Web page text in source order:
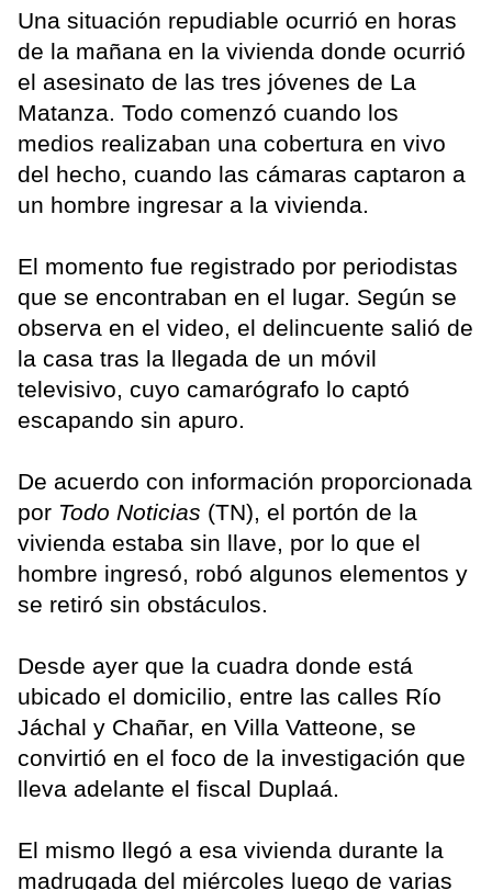
Una situación repudiable ocurrió en horas
de la mañana en la vivienda donde ocurrió
el asesinato de las tres jóvenes de La
Matanza. Todo comenzó cuando los
medios realizaban una cobertura en vivo
del hecho, cuando las cámaras captaron a
un hombre ingresar a la vivienda.
El momento fue registrado por periodistas
que se encontraban en el lugar. Según se
observa en el video, el delincuente salió de
la casa tras la llegada de un móvil
televisivo, cuyo camarógrafo lo captó
escapando sin apuro.
De acuerdo con información proporcionada
por Todo Noticias (TN), el portón de la
vivienda estaba sin llave, por lo que el
hombre ingresó, robó algunos elementos y
se retiró sin obstáculos.
Desde ayer que la cuadra donde está
ubicado el domicilio, entre las calles Río
Jáchal y Chañar, en Villa Vatteone, se
convirtió en el foco de la investigación que
lleva adelante el fiscal Duplaá.
El mismo llegó a esa vivienda durante la
madrugada del miércoles luego de varias